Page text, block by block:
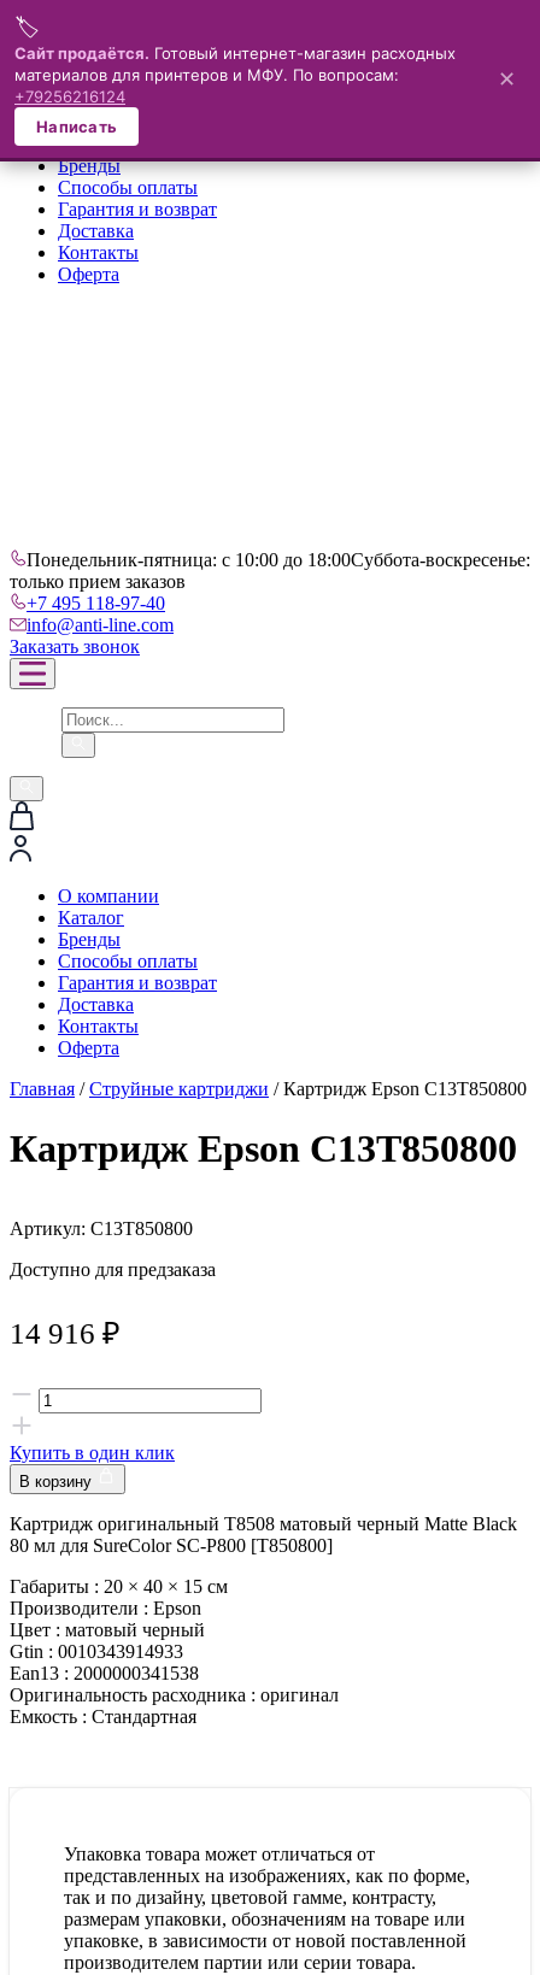
Меню
×
О компании
Каталог
Бренды
Способы оплаты
Гарантия и возврат
Доставка
Контакты
Оферта
Понедельник-пятница: с 10:00 до 18:00Суббота-воскресенье:
только прием заказов
+7 495 118-97-40
info@anti-line.com
Заказать звонок
О компании
Каталог
Бренды
Способы оплаты
Гарантия и возврат
Доставка
Контакты
Оферта
Главная /Струйные картриджи / Картридж Epson C13T850800
Картридж Epson C13T850800
Артикул: C13T850800
Доступно для предзаказа
14 916 ₽
Купить в один клик
В корзину
Картридж оригинальный T8508 матовый черный Matte Black
80 мл для SureColor SC-P800 [T850800]
Габариты : 20 × 40 × 15 см
Производители : Epson
Цвет : матовый черный
Gtin : 0010343914933
Ean13 : 2000000341538
Оригинальность расходника : оригинал
Емкость : Стандартная
Упаковка товара может отличаться от
представленных на изображениях, как по форме,
так и по дизайну, цветовой гамме, контрасту,
размерам упаковки, обозначениям на товаре или
упаковке, в зависимости от новой поставленной
производителем партии или серии товара.
🏷️
Сайт продаётся. Готовый интернет-магазин расходных
материалов для принтеров и МФУ. По вопросам:
+79256216124
Написать
✕